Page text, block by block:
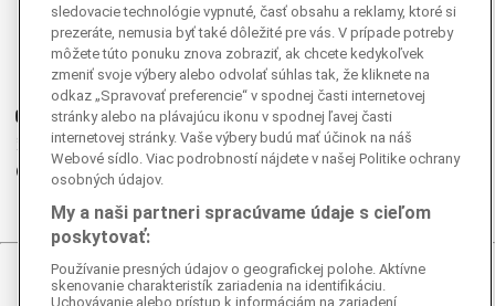
Facebook
Instagram
Ganjing
Youtube
Twitter
Telegram
© 2026 Epoch Times Slovensko
sledovacie technológie vypnuté, časť obsahu a reklamy, ktoré si
prezeráte, nemusia byť také dôležité pre vás. V prípade potreby
môžete túto ponuku znova zobraziť, ak chcete kedykoľvek
zmeniť svoje výbery alebo odvolať súhlas tak, že kliknete na
odkaz „Spravovať preferencie“ v spodnej časti internetovej
stránky alebo na plávajúcu ikonu v spodnej ľavej časti
internetovej stránky. Vaše výbery budú mať účinok na náš
Webové sídlo. Viac podrobností nájdete v našej Politike ochrany
osobných údajov.
My a naši partneri spracúvame údaje s cieľom
poskytovať:
Používanie presných údajov o geografickej polohe. Aktívne
skenovanie charakteristík zariadenia na identifikáciu.
Uchovávanie alebo prístup k informáciám na zariadení.